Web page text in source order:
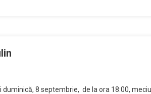
8 septembrie, de la ora 18:00,